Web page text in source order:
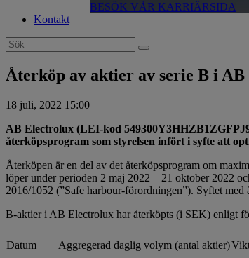
BESÖK VÅR KARRIÄRSIDA
Kontakt
Search
for:
Återköp av aktier av serie B i
18 juli, 2022 15:00
AB Electrolux (LEI-kod
återköpsprogram som styrelsen infört i syfte att
Återköpen är en del av det återköpsprogram om
löper under perioden 2 maj 2022 – 21 oktober 2022
2016/1052 (”Safe harbour-förordningen”). Syftet
B-aktier i AB Electrolux har återköpts (i SEK) enligt
Datum Aggregerad daglig volym (antal aktier)